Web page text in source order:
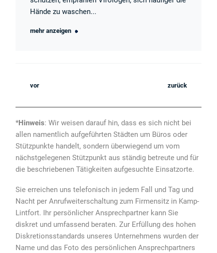
Hände zu waschen...
mehr anzeigen
vor zurück
*Hinweis: Wir weisen darauf hin, dass es sich nicht bei
allen namentlich aufgeführten Städten um Büros oder
Stützpunkte handelt, sondern überwiegend um vom
nächstgelegenen Stützpunkt aus ständig betreute und für
die beschriebenen Tätigkeiten aufgesuchte Einsatzorte.
Sie erreichen uns telefonisch in jedem Fall und Tag und
Nacht per Anrufweiterschaltung zum Firmensitz in Kamp-
Lintfort. Ihr persönlicher Ansprechpartner kann Sie
diskret und umfassend beraten. Zur Erfüllung des hohen
Diskretionsstandards unseres Unternehmens wurden der
Name und das Foto des persönlichen Ansprechpartners